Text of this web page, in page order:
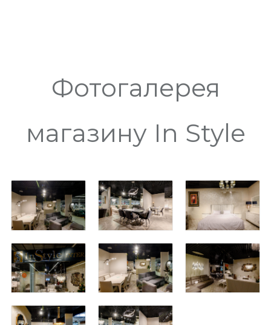
Фотогалерея
магазину In Style